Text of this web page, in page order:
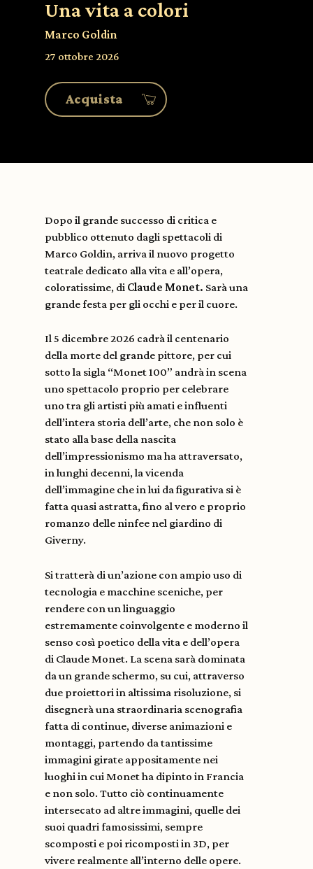
Una vita a colori
Marco Goldin
27 ottobre 2026
Acquista
Dopo il grande successo di critica e
pubblico ottenuto dagli spettacoli di
Marco Goldin, arriva il nuovo progetto
teatrale dedicato alla vita e all’opera,
coloratissime, di Claude Monet. Sarà una
grande festa per gli occhi e per il cuore.
Il 5 dicembre 2026 cadrà il centenario
della morte del grande pittore, per cui
sotto la sigla “Monet 100” andrà in scena
uno spettacolo proprio per celebrare
uno tra gli artisti più amati e influenti
dell’intera storia dell’arte, che non solo è
stato alla base della nascita
dell’impressionismo ma ha attraversato,
in lunghi decenni, la vicenda
dell’immagine che in lui da figurativa si è
fatta quasi astratta, fino al vero e proprio
romanzo delle ninfee nel giardino di
Giverny.
Si tratterà di un’azione con ampio uso di
tecnologia e macchine sceniche, per
rendere con un linguaggio
estremamente coinvolgente e moderno il
senso così poetico della vita e dell’opera
di Claude Monet. La scena sarà dominata
da un grande schermo, su cui, attraverso
due proiettori in altissima risoluzione, si
disegnerà una straordinaria scenografia
fatta di continue, diverse animazioni e
montaggi, partendo da tantissime
immagini girate appositamente nei
luoghi in cui Monet ha dipinto in Francia
e non solo. Tutto ciò continuamente
intersecato ad altre immagini, quelle dei
suoi quadri famosissimi, sempre
scomposti e poi ricomposti in 3D, per
vivere realmente all’interno delle opere.